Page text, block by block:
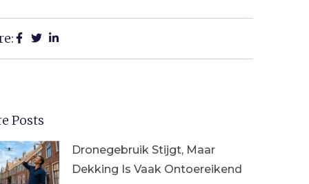
Posts
Dronegebruik Stijgt, Maar
Dekking Is Vaak Ontoereikend